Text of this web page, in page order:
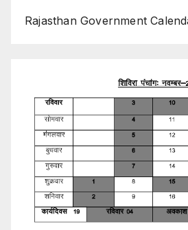
Rajasthan Government